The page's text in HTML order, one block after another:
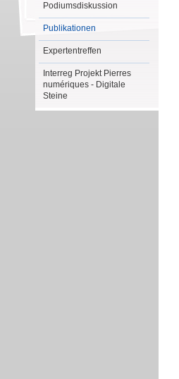
Podiumsdiskussion
Publikationen
Expertentreffen
Interreg Projekt Pierres
numériques - Digitale
Steine